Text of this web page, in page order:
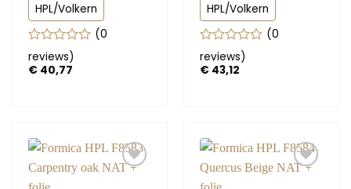
HPL/Volkern
Gewaardeerd
0
uit
(0
reviews)
€40,77
HPL/Volkern
Gewaardeerd
0
uit
(0
reviews)
€43,12